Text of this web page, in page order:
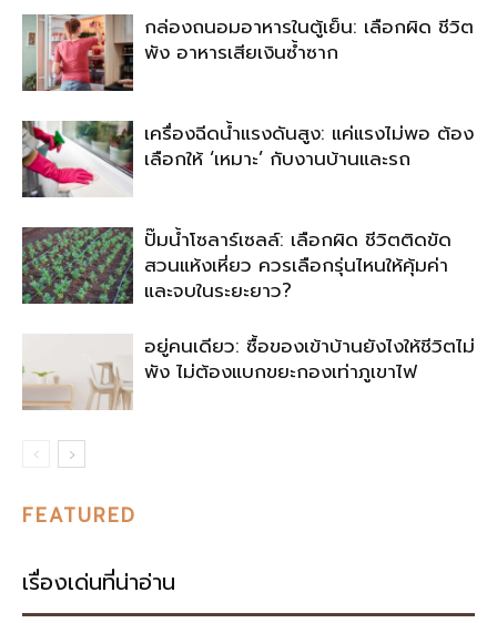
กล่องถนอมอาหารในตู้เย็น: เลือกผิด ชีวิต
พัง อาหารเสียเงินซ้ำซาก
เครื่องฉีดน้ำแรงดันสูง: แค่แรงไม่พอ ต้อง
เลือกให้ ‘เหมาะ’ กับงานบ้านและรถ
ปั๊มน้ำโซลาร์เซลล์: เลือกผิด ชีวิตติดขัด
สวนแห้งเหี่ยว ควรเลือกรุ่นไหนให้คุ้มค่า
และจบในระยะยาว?
อยู่คนเดียว: ซื้อของเข้าบ้านยังไงให้ชีวิตไม่
พัง ไม่ต้องแบกขยะกองเท่าภูเขาไฟ
FEATURED
เรื่องเด่นที่น่าอ่าน